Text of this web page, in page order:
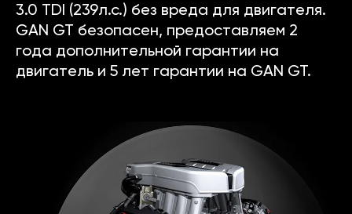
3.0 TDI (239л.с.) без вреда для двигателя.
GAN GT безопасен, предоставляем 2
года дополнительной гарантии на
двигатель и 5 лет гарантии на GAN GT.